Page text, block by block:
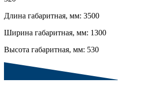
Длина габаритная, мм: 3500
Ширина габаритная, мм: 1300
Высота габаритная, мм: 530